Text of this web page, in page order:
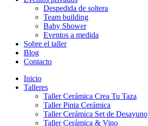
Despedida de soltera
Team building
Baby Shower
Eventos a medida
Sobre el taller
Blog
Contacto
Inicio
Talleres
Taller Cerámica Crea Tu Taza
Taller Pinta Cerámica
Taller Cerámica Set de Desayuno
Taller Cerámica & Vino